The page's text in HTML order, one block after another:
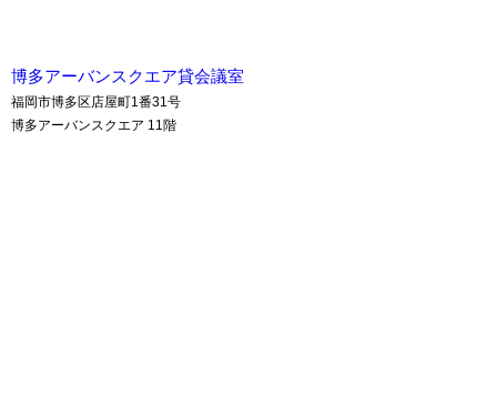
博多アーバンスクエア貸会議室
福岡市博多区店屋町1番31号
博多アーバンスクエア 11階